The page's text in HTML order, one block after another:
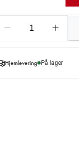
Hjemlevering På lager